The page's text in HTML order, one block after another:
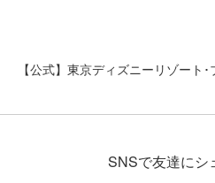
【公式】東京ディズニーリゾート･
SNSで友達にシ